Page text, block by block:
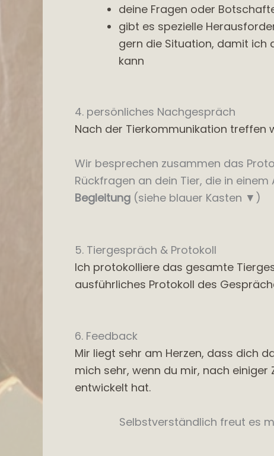
deine Fragen oder
gibt es spezielle
gern die Situation, damit ich
kann
4. persönliches Nachgespräch
Nach der Tierkommunikation treffen
Wir besprechen zusammen das
Rückfragen an dein Tier, die in
Begleitung (siehe blauer Kasten ▼)
5. Tiergespräch & Protokoll
Ich protokolliere das gesamte
ausführliches Protokoll des
6. Feedback
Mir liegt sehr am Herzen, dass dich
mich sehr, wenn du mir, nach
entwickelt hat.
Selbstverständlich freut es